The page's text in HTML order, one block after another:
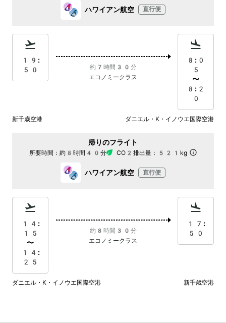
ハワイアン航空 直行便
19:
50
約7時間30分
エコノミークラス
8:0
5
〜
8:2
0
新千歳空港 ダニエル・K・イノウエ国際空港
帰りのフライト
所要時間： 約8時間40分 CO2排出量： 521kg
ハワイアン航空 直行便
14:
15
〜
14:
25
約8時間30分
エコノミークラス
17:
50
ダニエル・K・イノウエ国際空港 新千歳空港